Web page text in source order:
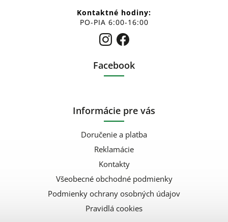
Kontaktné hodiny:
PO-PIA 6:00-16:00
Facebook
Informácie pre vás
Doručenie a platba
Reklamácie
Kontakty
Všeobecné obchodné podmienky
Podmienky ochrany osobných údajov
Pravidlá cookies